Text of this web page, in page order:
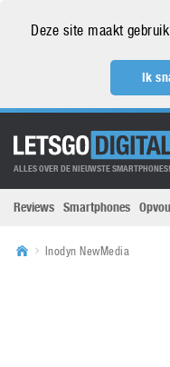
Deze site maakt
Ik
ALLES OVER DE NIEUWSTE SMARTPHONES!
Reviews Smartphones
Inodyn NewMedia